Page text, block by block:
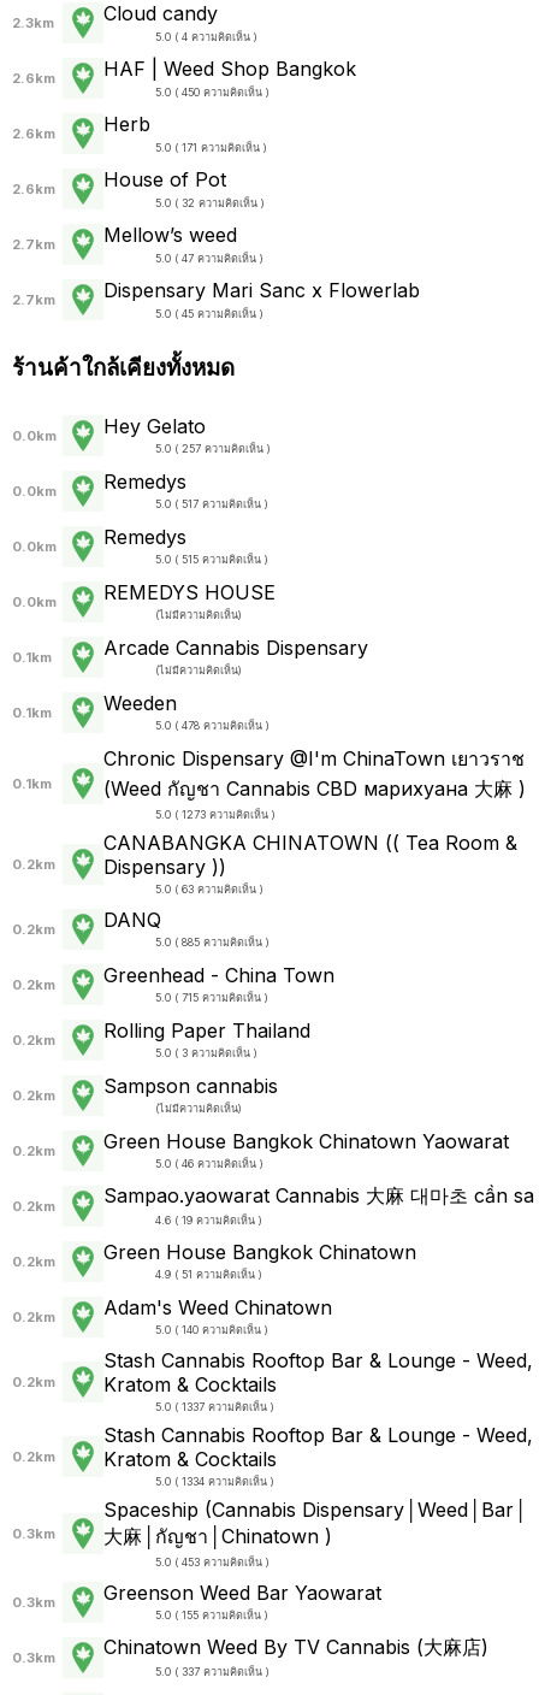
2.3km Cloud candy
5.0 ( 4 ความคิดเห็น )
2.6km HAF | Weed Shop Bangkok
5.0 ( 450 ความคิดเห็น )
2.6km Herb
5.0 ( 171 ความคิดเห็น )
2.6km House of Pot
5.0 ( 32 ความคิดเห็น )
2.7km Mellow’s weed
5.0 ( 47 ความคิดเห็น )
2.7km Dispensary Mari Sanc x Flowerlab
5.0 ( 45 ความคิดเห็น )
ร้านค้าใกล้เคียงทั้งหมด
0.0km Hey Gelato
5.0 ( 257 ความคิดเห็น )
0.0km Remedys
5.0 ( 517 ความคิดเห็น )
0.0km Remedys
5.0 ( 515 ความคิดเห็น )
0.0km REMEDYS HOUSE
(ไม่มีความคิดเห็น)
0.1km Arcade Cannabis Dispensary
(ไม่มีความคิดเห็น)
0.1km Weeden
5.0 ( 478 ความคิดเห็น )
0.1km
Chronic Dispensary @I'm ChinaTown เยาวราช
(Weed กัญชา Cannabis CBD марихуана 大麻 )
5.0 ( 1273 ความคิดเห็น )
0.2km
CANABANGKA CHINATOWN (( Tea Room &
Dispensary ))
5.0 ( 63 ความคิดเห็น )
0.2km DANQ
5.0 ( 885 ความคิดเห็น )
0.2km Greenhead - China Town
5.0 ( 715 ความคิดเห็น )
0.2km Rolling Paper Thailand
5.0 ( 3 ความคิดเห็น )
0.2km Sampson cannabis
(ไม่มีความคิดเห็น)
0.2km Green House Bangkok Chinatown Yaowarat
5.0 ( 46 ความคิดเห็น )
0.2km Sampao.yaowarat Cannabis 大麻 대마초 cần sa
4.6 ( 19 ความคิดเห็น )
0.2km Green House Bangkok Chinatown
4.9 ( 51 ความคิดเห็น )
0.2km Adam's Weed Chinatown
5.0 ( 140 ความคิดเห็น )
0.2km
Stash Cannabis Rooftop Bar & Lounge - Weed,
Kratom & Cocktails
5.0 ( 1337 ความคิดเห็น )
0.2km
Stash Cannabis Rooftop Bar & Lounge - Weed,
Kratom & Cocktails
5.0 ( 1334 ความคิดเห็น )
0.3km
Spaceship (Cannabis Dispensary│Weed│Bar│
大麻│กัญชา│Chinatown )
5.0 ( 453 ความคิดเห็น )
0.3km Greenson Weed Bar Yaowarat
5.0 ( 155 ความคิดเห็น )
0.3km Chinatown Weed By TV Cannabis (大麻店)
5.0 ( 337 ความคิดเห็น )